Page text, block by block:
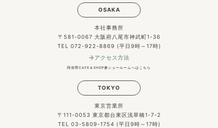
OSAKA
本社事務所
〒581-0067 大阪府八尾市神武町1-36
TEL 072-922-8869 (平日9時～17時)
アクセス方法
阿倍野CAFE＆SHOP兼ショールームへはこちら
TOKYO
東京営業所
〒111-0053 東京都台東区浅草橋1-7-2
TEL 03-5809-1754 (平日9時～17時)